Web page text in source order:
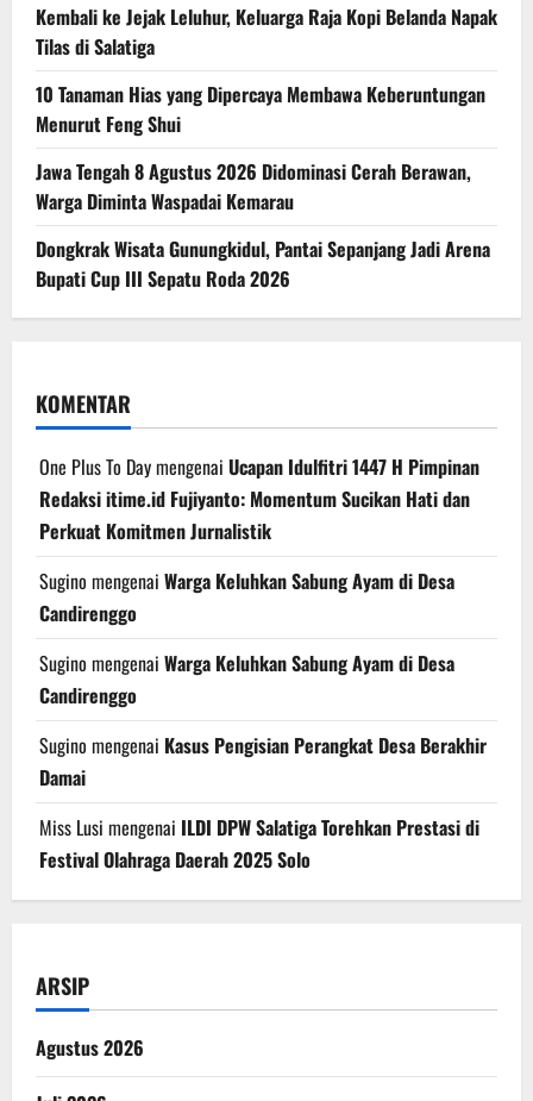
Kembali ke Jejak Leluhur, Keluarga Raja Kopi Belanda Napak
Tilas di Salatiga
10 Tanaman Hias yang Dipercaya Membawa Keberuntungan
Menurut Feng Shui
Jawa Tengah 8 Agustus 2026 Didominasi Cerah Berawan,
Warga Diminta Waspadai Kemarau
Dongkrak Wisata Gunungkidul, Pantai Sepanjang Jadi Arena
Bupati Cup III Sepatu Roda 2026
KOMENTAR
One Plus To Daymengenai Ucapan Idulfitri 1447 H Pimpinan
Redaksi itime.id Fujiyanto: Momentum Sucikan Hati dan
Perkuat Komitmen Jurnalistik
Sugino mengenai Warga Keluhkan Sabung Ayam di Desa
Candirenggo
Sugino mengenai Warga Keluhkan Sabung Ayam di Desa
Candirenggo
Sugino mengenai Kasus Pengisian Perangkat Desa Berakhir
Damai
Miss Lusi mengenai ILDI DPW Salatiga Torehkan Prestasi di
Festival Olahraga Daerah 2025 Solo
ARSIP
Agustus 2026